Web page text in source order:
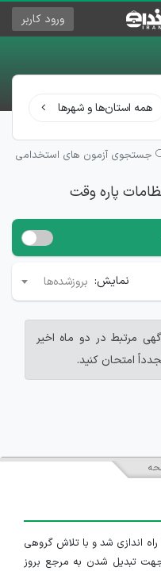
ورود کاربر
همه استان‌ها و شهرها
جستجوی آزمون های استخدامی
پاره وقت
نمایش: بروزشده‌ها
مرتبط در دو ماه اخیر
امتحان کنید.
سایت ایران استخدام در تاریخ ۱۳۹۱/۱/۱۰ راه اندازی شد و با تلاش گروهی
تبدیل شدن به مرجع بروز